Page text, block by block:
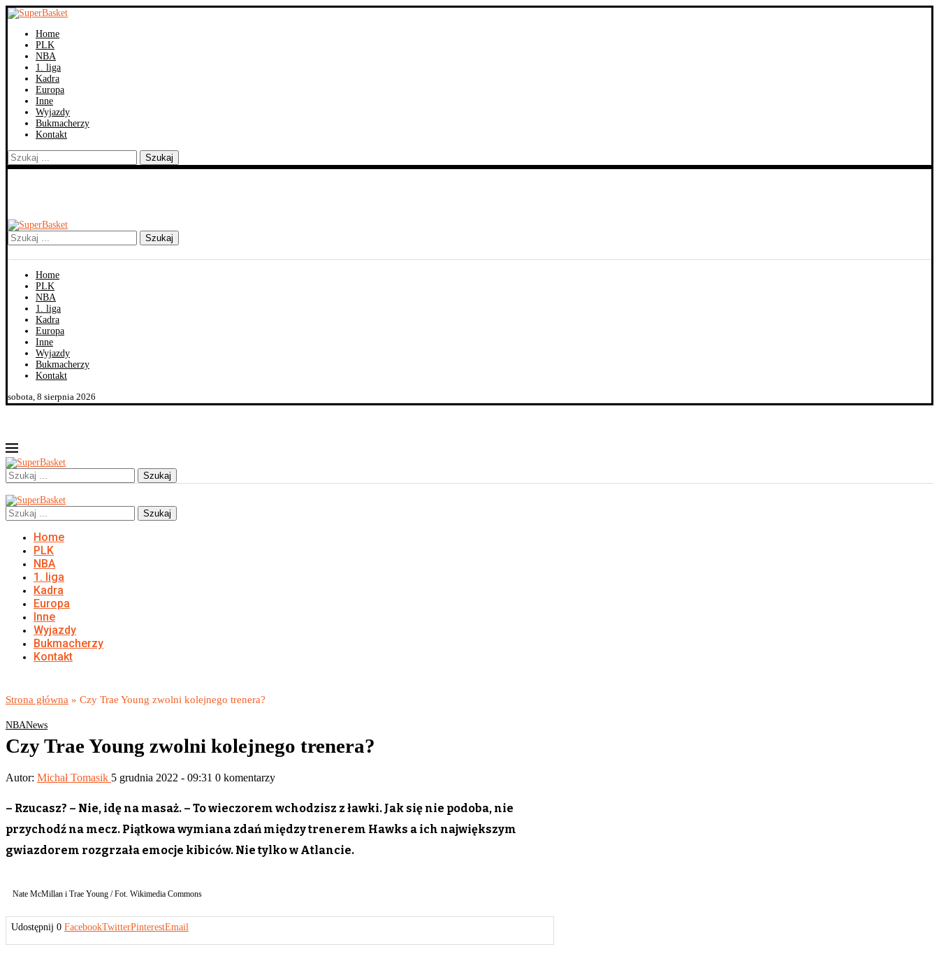
Home
PLK
NBA
1. liga
Kadra
Europa
Inne
Wyjazdy
Bukmacherzy
Kontakt
Szukaj
Szukaj
Home
PLK
NBA
1. liga
Kadra
Europa
Inne
Wyjazdy
Bukmacherzy
Kontakt
sobota, 8 sierpnia 2026
Szukaj
Szukaj
Home
PLK
NBA
1. liga
Kadra
Europa
Inne
Wyjazdy
Bukmacherzy
Kontakt
Strona główna » Czy Trae Young zwolni kolejnego trenera?
NBANews
Czy Trae Young zwolni kolejnego trenera?
Autor: Michał Tomasik 5 grudnia 2022 - 09:31 0 komentarzy
– Rzucasz? – Nie, idę na masaż. – To wieczorem wchodzisz z ławki. Jak się nie podoba, nie
przychodź na mecz. Piątkowa wymiana zdań między trenerem Hawks a ich największym
gwiazdorem rozgrzała emocje kibiców. Nie tylko w Atlancie.
Nate McMillan i Trae Young / Fot. Wikimedia Commons
Udostępnij 0 FacebookTwitterPinterestEmail